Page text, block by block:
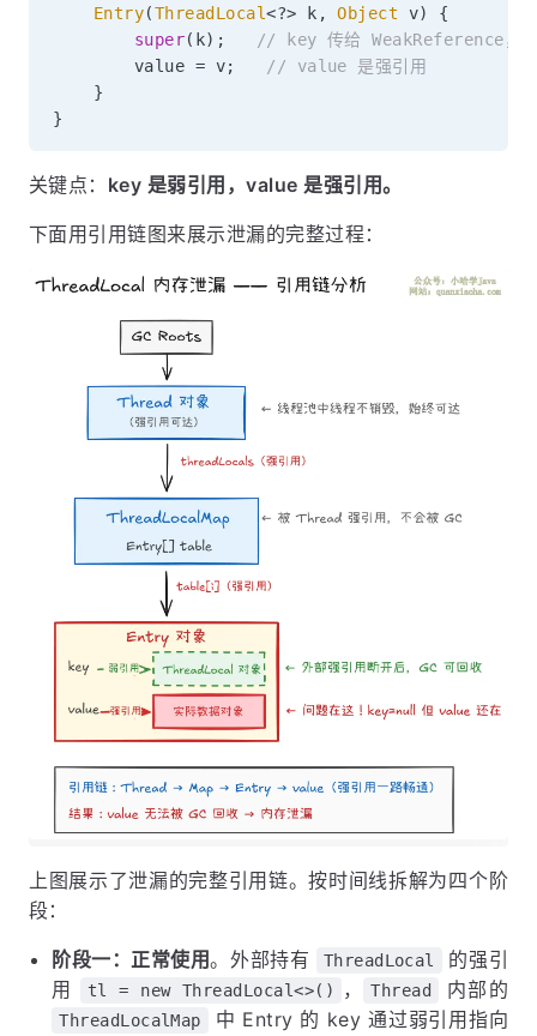
Entry(ThreadLocal<?> k , Object v)
{
super( k) ;
// key 传给 WeakReference，是
        value
= v;
// value 是强引用
}
}
关键点： key 是弱引用，value 是强引用。
下面用引用链图来展示泄漏的完整过程：
上图展示了泄漏的完整引用链。按时间线拆解为四个阶
段：
阶段一：正常使用。外部持有 ThreadLocal
的强引
用
tl = new ThreadLocal<>() ， Thread 内部的
ThreadLocalMap
中 Entry 的 key 通过弱引用指向